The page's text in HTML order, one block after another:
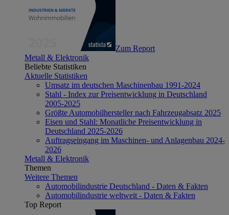
Zum Report
Metall & Elektronik
Beliebte Statistiken
Aktuelle Statistiken
Umsatz im deutschen Maschinenbau 1991-2024
Stahl - Index zur Preisentwicklung in Deutschland
2005-2025
Größte Automobilhersteller nach Fahrzeugabsatz 2025
Eisen und Stahl: Monatliche Preisentwicklung in
Deutschland 2025-2026
Auftragseingang im Maschinen- und Anlagenbau 2024-
2026
Metall & Elektronik
Themen
Weitere Themen
Automobilindustrie Deutschland - Daten & Fakten
Automobilindustrie weltweit - Daten & Fakten
Top Report